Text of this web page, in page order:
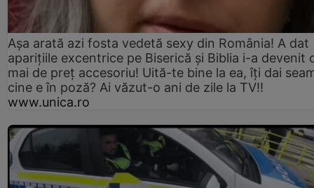
Așa arată azi fosta vedetă sexy din România! A dat
aparițiile excentrice pe Biserică și Biblia i-a devenit
mai de preț accesoriu! Uită-te bine la ea, îți dai
cine e în poză? Ai văzut-o ani de zile la TV!!
www.unica.ro